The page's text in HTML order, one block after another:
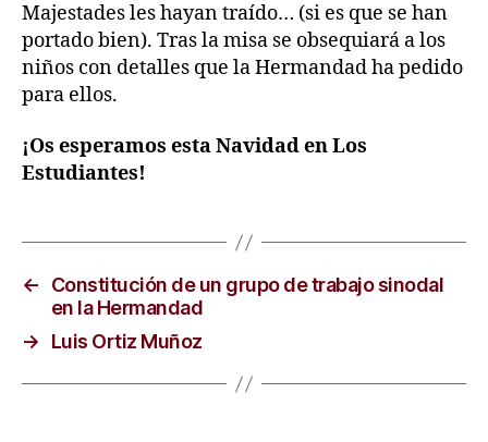
Majestades les hayan traído… (si es que se han
portado bien). Tras la misa se obsequiará a los
niños con detalles que la Hermandad ha pedido
para ellos.
¡Os esperamos esta Navidad en Los
Estudiantes!
←
Constitución de un grupo de trabajo sinodal
en la Hermandad
→
Luis Ortiz Muñoz